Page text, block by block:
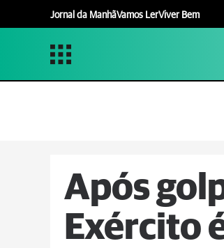
Jornal da ManhãVamos LerViver Bem
Após
Exército